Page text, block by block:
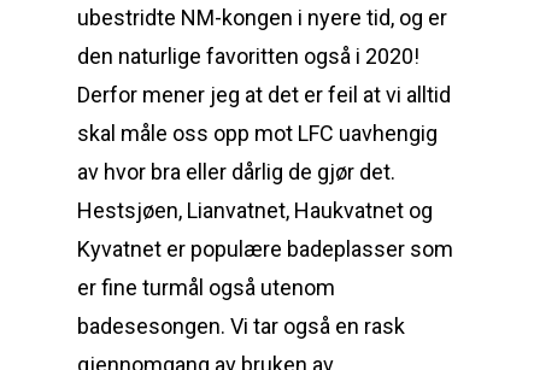
ubestridte NM-kongen i nyere tid, og er
den naturlige favoritten også i 2020!
Derfor mener jeg at det er feil at vi alltid
skal måle oss opp mot LFC uavhengig
av hvor bra eller dårlig de gjør det.
Hestsjøen, Lianvatnet, Haukvatnet og
Kyvatnet er populære badeplasser som
er fine turmål også utenom
badesesongen. Vi tar også en rask
gjennomgang av bruken av